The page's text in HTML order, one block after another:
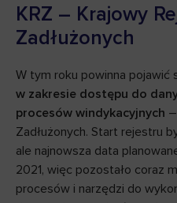
KRZ – Krajowy
Zadłużonych
W tym roku powinna pojawić
w zakresie dostępu do
procesów windykacyjnych
Zadłużonych. Start rejestru
ale najnowsza data
2021, więc pozostało coraz
procesów i narzędzi do